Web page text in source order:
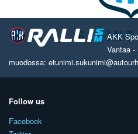
AKK
Vantaa
muodossa:
Follow us
Facebook